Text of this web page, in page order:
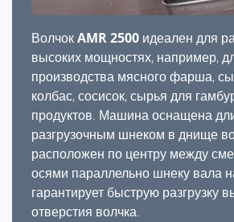
ВолчокAMR 2500 идеален для
высоких мощностях, например,
производства мясного фарша,
колбас, сосисок, сырья для
продуктов. Машина оснащена
разгрузочным шнеком в днище
расположен по центру между
осями параллельно шнеку вала
гарантирует быструю разгрузку
отверстия волчка.